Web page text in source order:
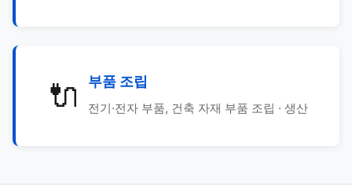
🔌 부품 조립
전기·전자 부품, 건축 자재 부품 조립 · 생산